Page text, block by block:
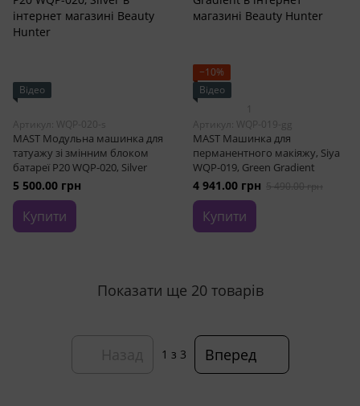
Відео
Артикул: WQP-020-s
MAST Модульна машинка для
татуажу зі змінним блоком
батареї P20 WQP-020, Silver
5 500.00 грн
Купити
−10%
Відео
Артикул: WQP-019-gg
MAST Машинка для
перманентного макіяжу, Siya
WQP-019, Green Gradient
4 941.00 грн 5 490.00 грн
Купити
Показати ще 20 товарів
1 з 3 Вперед